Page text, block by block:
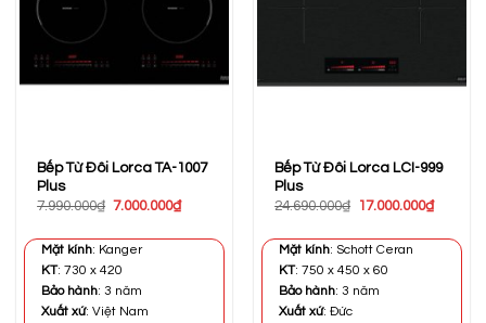
Bếp Từ Đôi Lorca TA-1007
Plus
7.990.000₫ Giá
7.990.000₫.
7.000.000₫Giá
Mặt kính: Kanger
KT: 730 x 420
Bảo hành: 3 năm
Xuất xứ: Việt Nam
Bếp Từ Đôi Lorca LCI-999
Plus
24.690.000₫
Giá
24.690.000₫.
17.000.000₫Giá
Mặt kính: Schott Ceran
KT: 750 x 450 x 60
Bảo hành: 3 năm
Xuất xứ: Đức